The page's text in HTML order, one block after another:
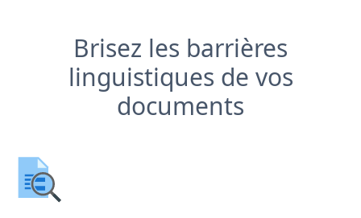
Brisez les barrières
linguistiques de vos
documents